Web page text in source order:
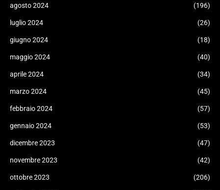
agosto 2024 (196)
luglio 2024 (26)
giugno 2024 (18)
maggio 2024 (40)
aprile 2024 (34)
marzo 2024 (45)
febbraio 2024 (57)
gennaio 2024 (53)
dicembre 2023 (47)
novembre 2023 (42)
ottobre 2023 (206)